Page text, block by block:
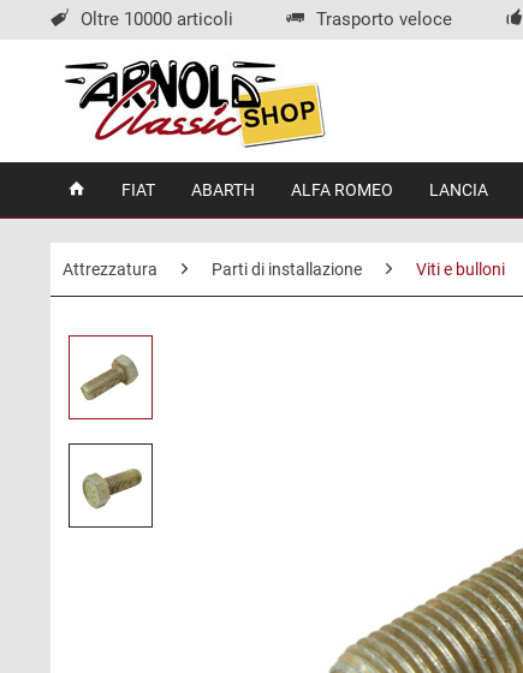
Oltre 10000 articoli Trasporto veloce
FIAT ABARTH ALFA ROMEO LANCIA
Attrezzatura Parti di installazione Viti e bulloni